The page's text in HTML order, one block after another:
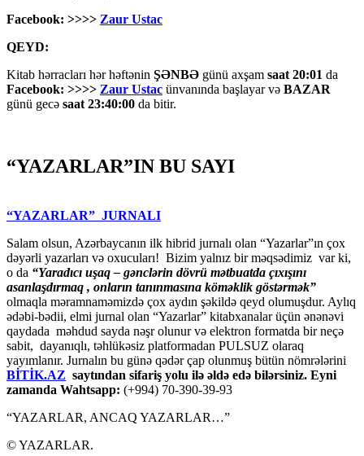
Facebook: >>>> Zaur Ustac
QEYD:
Kitab hərracları hər həftənin ŞƏNBƏ günü axşam saat 20:01 da
Facebook: >>>> Zaur Ustac ünvanında başlayar və BAZAR
günü gecə saat 23:40:00 da bitir.
“YAZARLAR”IN BU SAYI
“YAZARLAR” JURNALI
Salam olsun, Azərbaycanın ilk hibrid jurnalı olan “Yazarlar”ın çox
dəyərli yazarları və oxucuları! Bizim yalnız bir məqsədimiz var ki,
o da “Yaradıcı uşaq – gәnclәrin dövrü mәtbuatda çıxışını
asanlaşdırmaq , onların tanınmasına kömәklik göstәrmәk”
olmaqla məramnaməmizdə çox aydın şəkildə qeyd olumuşdur. Aylıq
ədəbi-bədii, elmi jurnal olan “Yazarlar” kitabxanalar üçün ənənəvi
qaydada məhdud sayda nəşr olunur və elektron formatda bir neçə
sabit, dayanıqlı, təhlükəsiz platformadan PULSUZ olaraq
yayımlanır. Jurnalın bu günə qədər çap olunmuş bütün nömrələrini
BİTİK.AZ saytından sifariş yolu ilə əldə edə bilərsiniz. Eyni
zamanda Wahtsapp: (+994) 70-390-39-93
“YAZARLAR, ANCAQ YAZARLAR…”
© YAZARLAR.